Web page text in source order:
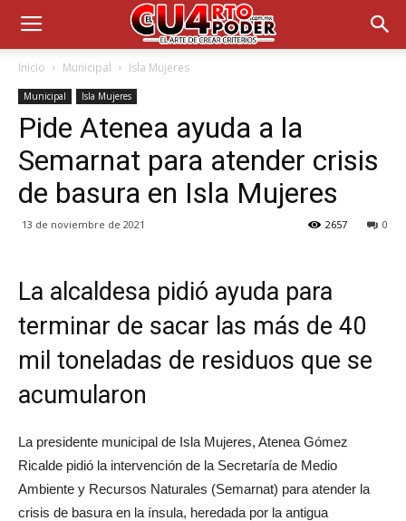
Inicio Municipal Isla Mujeres
Municipal Isla Mujeres
Pide Atenea ayuda a la
Semarnat para atender crisis
de basura en Isla Mujeres
13 de noviembre de 2021 0
2657
La alcaldesa pidió ayuda para
terminar de sacar las más de 40
mil toneladas de residuos que se
acumularon
La presidente municipal de Isla Mujeres, Atenea Gómez
Ricalde pidió la intervención de la Secretaría de Medio
Ambiente y Recursos Naturales (Semarnat) para atender la
crisis de basura en la ínsula, heredada por la antigua